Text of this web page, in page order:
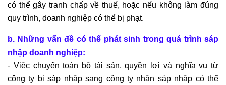
có thể gây tranh chấp về thuế, hoặc nếu không làm đúng
quy trình, doanh nghiệp có thể bị phạt.
b. Những vấn đề có thể phát sinh trong quá trình sáp
nhập doanh nghiệp:
- Việc chuyển toàn bộ tài sản, quyền lợi và nghĩa vụ từ
công ty bị sáp nhập sang công ty nhận sáp nhập có thể